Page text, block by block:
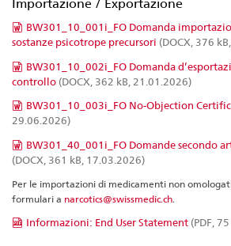
Importazione / Exportazione
BW301_10_001i_FO Domanda
sostanze psicotrope precursori (DOCX, 376
BW301_10_002i_FO Domanda
controllo (DOCX, 362 kB, 21.01.2026)
BW301_10_003i_FO No-Objection
29.06.2026)
BW301_40_001i_FO Domande secondo
(DOCX, 361 kB, 17.03.2026)
Per le importazioni di medicamenti non
formulari a narcotics@swissmedic.ch
Informazioni: End User Statement (PDF,